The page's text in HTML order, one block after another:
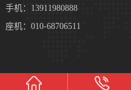
手机：13911980888
座机：010-68706511